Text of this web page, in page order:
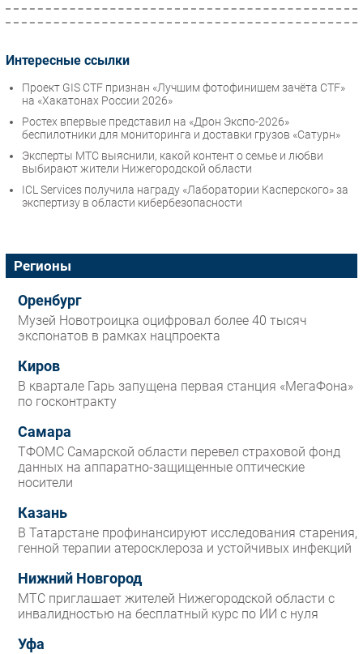
Интересные ссылки
Проект GIS CTF признан «Лучшим фотофинишем зачёта CTF»
на «Хакатонах России 2026»
Ростех впервые представил на «Дрон Экспо-2026»
беспилотники для мониторинга и доставки грузов «Сатурн»
Эксперты МТС выяснили, какой контент о семье и любви
выбирают жители Нижегородской области
ICL Services получила награду «Лаборатории Касперского» за
экспертизу в области кибербезопасности
Регионы
Оренбург
Музей Новотроицка оцифровал более 40 тысяч
экспонатов в рамках нацпроекта
Киров
В квартале Гарь запущена первая станция «МегаФона»
по госконтракту
Самара
ТФОМС Самарской области перевел страховой фонд
данных на аппаратно-защищенные оптические
носители
Казань
В Татарстане профинансируют исследования старения,
генной терапии атеросклероза и устойчивых инфекций
Нижний Новгород
МТС приглашает жителей Нижегородской области с
инвалидностью на бесплатный курс по ИИ с нуля
Уфа